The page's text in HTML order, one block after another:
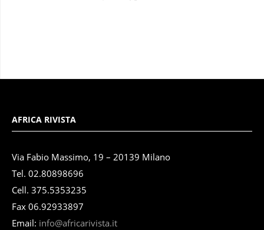
AFRICA RIVISTA
Via Fabio Massimo, 19 – 20139 Milano
Tel. 02.80898696
Cell. 375.5353235
Fax 06.92933897
Email: info@africarivista.it